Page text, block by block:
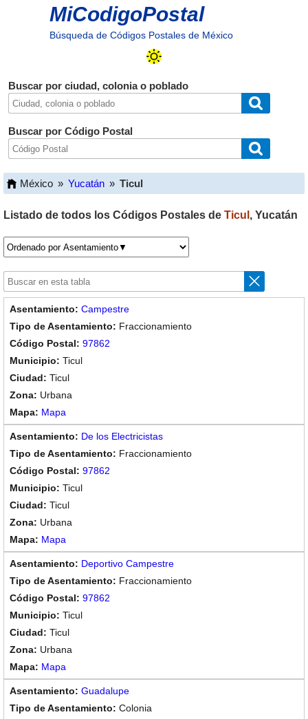
MiCodigoPostal
Búsqueda de Códigos Postales de México
Buscar por ciudad, colonia o poblado
Buscar por Código Postal
México » Yucatán » Ticul
Listado de todos los Códigos Postales de Ticul , Yucatán
Campestre
Fraccionamiento
97862
Ticul
Ticul
Urbana
Mapa
De los Electricistas
Fraccionamiento
97862
Ticul
Ticul
Urbana
Mapa
Deportivo Campestre
Fraccionamiento
97862
Ticul
Ticul
Urbana
Mapa
Guadalupe
Colonia